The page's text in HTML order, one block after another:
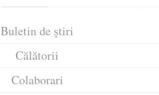
Buletin de știri
Călătorii
Colaborari